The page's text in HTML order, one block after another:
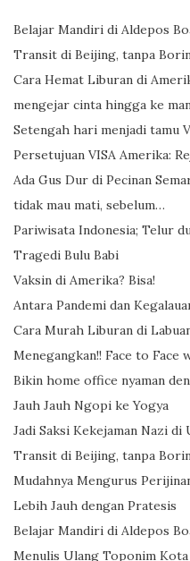
Belajar Mandiri di Aldepos
Transit di Beijing, tanpa
Cara Hemat Liburan di
mengejar cinta hingga ke
Setengah hari menjadi tamu
Persetujuan VISA Amerika:
Ada Gus Dur di Pecinan
tidak mau mati, sebelum…
Pariwisata Indonesia; Telur
Tragedi Bulu Babi
Vaksin di Amerika? Bisa!
Antara Pandemi dan
Cara Murah Liburan di
Menegangkan!! Face to
Bikin home office nyaman
Jauh Jauh Ngopi ke Yogya
Jadi Saksi Kekejaman Nazi
Transit di Beijing, tanpa
Mudahnya Mengurus
Lebih Jauh dengan Pratesis
Belajar Mandiri di Aldepos
Menulis Ulang Toponim Kota